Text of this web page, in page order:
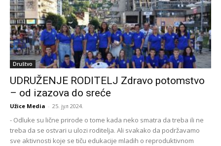
Društvo
UDRUŽENJE RODITELJ Zdravo potomstvo
– od izazova do sreće
Užice Media - 25. јул 2024.
- Odluke su lične prirode o tome kada neko smatra da treba ili ne
treba da se ostvari u ulozi roditelja. Ali svakako da podržavamo
sve aktivnosti koje se tiču edukacije mladih o reproduktivnom